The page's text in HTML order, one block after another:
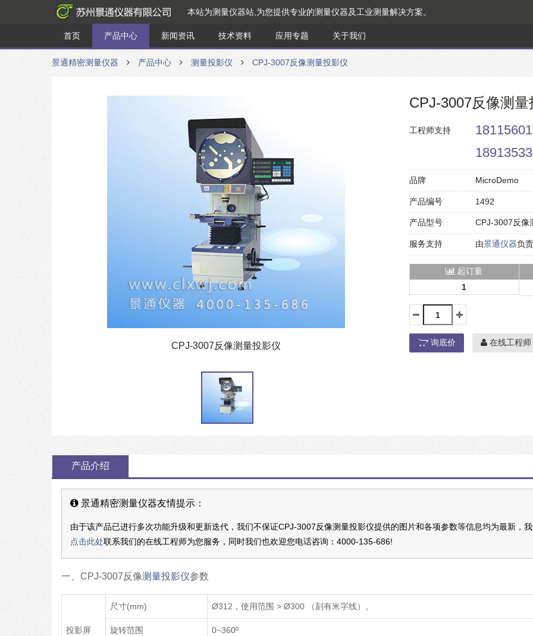
本站为测量仪器站,为您提供专业的测量仪器及工业测量解决方案。
首页 产品中心 新闻资讯 技术资料 应用专题 关于我们
景通精密测量仪器 产品中心 测量投影仪 CPJ-3007反像测量投影仪
CPJ-3007反像测量投影仪
CPJ-3007反像测量
工程师支持
品牌 MicroDemo
产品编号 1492
产品型号 CPJ-3007反像
服务支持 由景通仪器负
起订量
1
询底价 在线工程师
产品介绍
景通精密测量仪器友情提示：
由于该产品已进行多次功能升级和更新迭代，我们不保证CPJ-3007反像测量投影仪提供的图片和各项参数等信息均为最新，
点击此处联系我们的在线工程师为您服务，同时我们也欢迎您电话咨询：4000-135-686!
一、CPJ-3007反像测量投影仪参数
投影屏
尺寸(mm) Ø312，使用范围 > Ø300 （刻有米字线）。
旋转范围 0~360º